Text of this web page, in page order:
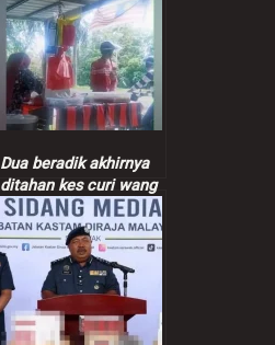
Dua beradik akhirnya
ditahan kes curi wang
peniaga nasi bajet